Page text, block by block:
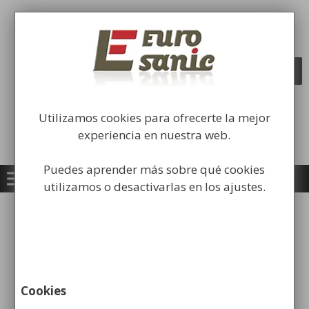
Saltar
Fabricación y comercialización de
equipamiento para la higiene industrial
Búsqueda
de
Utilizamos cookies para ofrecerte la mejor
experiencia en nuestra web.
Puedes aprender más sobre qué cookies
utilizamos o desactivarlas en los ajustes.
Cookies